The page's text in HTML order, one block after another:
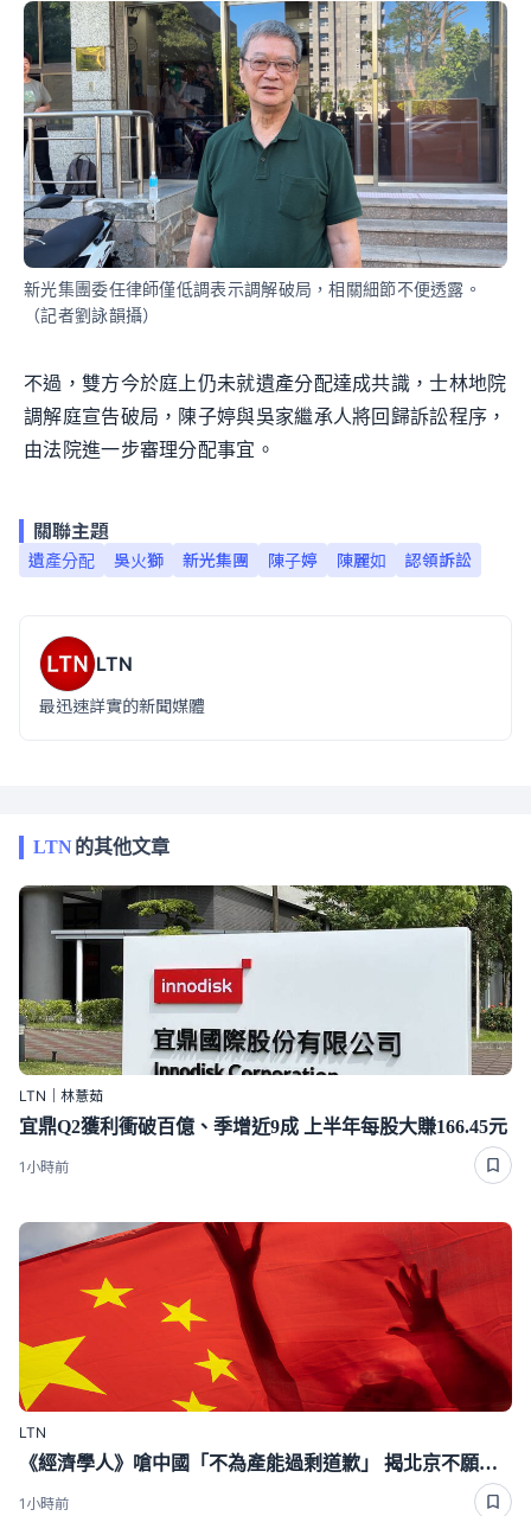
新光集團委任律師僅低調表示調解破局，相關細節不便透露。
（記者劉詠韻攝）
不過，雙方今於庭上仍未就遺產分配達成共識，士林地院
調解庭宣告破局，陳子婷與吳家繼承人將回歸訴訟程序，
由法院進一步審理分配事宜。
關聯主題
遺產分配 吳火獅 新光集團 陳子婷 陳麗如 認領訴訟
LTN
最迅速詳實的新聞媒體
LTN的其他文章
LTN｜林薏茹
宜鼎Q2獲利衝破百億、季增近9成 上半年每股大賺166.45元
1小時前
LTN
《經濟學人》嗆中國「不為產能過剩道歉」 揭北京不願面對1真相
1小時前